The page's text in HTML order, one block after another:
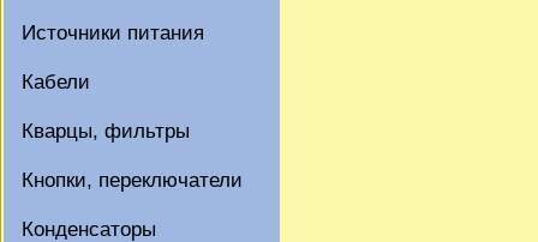
Источники питания
Кабели
Кварцы, фильтры
Кнопки, переключатели
Конденсаторы